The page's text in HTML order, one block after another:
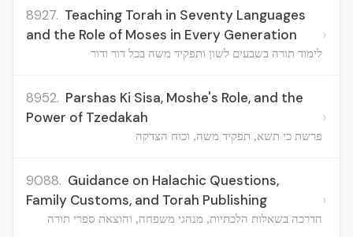
8927. Teaching Torah in Seventy Languages
and the Role of Moses in Every Generation
לימוד תורה בשבעים לשון ותפקיד משה בכל דור ודור
›
8952. Parshas Ki Sisa, Moshe's Role, and the
Power of Tzedakah
פרשת כי תשא, תפקיד משה, וכוח הצדקה
›
9088. Guidance on Halachic Questions,
Family Customs, and Torah Publishing
הדרכה בשאלות הלכתיות, מנהגי משפחה, והוצאת ספרי תורה
›